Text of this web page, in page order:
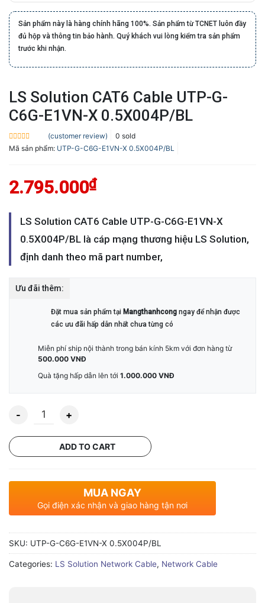
Sản phẩm này là hàng chính hãng 100%. Sản phẩm từ TCNET luôn đầy
đủ hộp và thông tin bảo hành. Quý khách vui lòng kiểm tra sản phẩm
trước khi nhận.
LS Solution CAT6 Cable UTP-G-
C6G-E1VN-X 0.5X004P/BL
Rated
0.0
(customer review) 0 sold
Mã sản phẩm: UTP-G-C6G-E1VN-X 0.5X004P/BL
2.795.000₫
LS Solution CAT6 Cable UTP-G-C6G-E1VN-X
0.5X004P/BL là cáp mạng thương hiệu LS Solution,
định danh theo mã part number,
Ưu đãi thêm:
Đặt mua sản phẩm tại Mangthanhcong ngay để nhận được
các ưu đãi hấp dẫn nhất chưa từng có
Miễn phí ship nội thành trong bán kính 5km với đơn hàng từ
500.000 VNĐ
Quà tặng hấp dẫn lên tới 1.000.000 VNĐ
Quantity
ADD TO CART
MUA NGAY
Gọi điện xác nhận và giao hàng tận nơi
SKU: UTP-G-C6G-E1VN-X 0.5X004P/BL
Categories: LS Solution Network Cable, Network Cable